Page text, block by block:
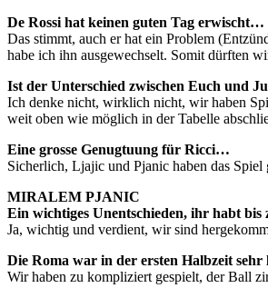
De Rossi hat keinen guten Tag erwischt…
Das stimmt, auch er hat ein Problem
habe ich ihn ausgewechselt. Somit dürften
Ist der Unterschied zwischen Euch und
Ich denke nicht, wirklich nicht, wir haben
weit oben wie möglich in der Tabelle
Eine grosse Genugtuung für Ricci…
Sicherlich, Ljajic und Pjanic haben das Spiel
MIRALEM PJANIC
Ein wichtiges Unentschieden, ihr habt
Ja, wichtig und verdient, wir sind
Die Roma war in der ersten Halbzeit sehr
Wir haben zu kompliziert gespielt, der Ball